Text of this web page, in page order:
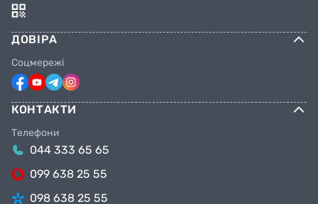
ДОВІРА
Соцмережі
КОНТАКТИ
Телефони
044 333 65 65
099 638 25 55
098 638 25 55